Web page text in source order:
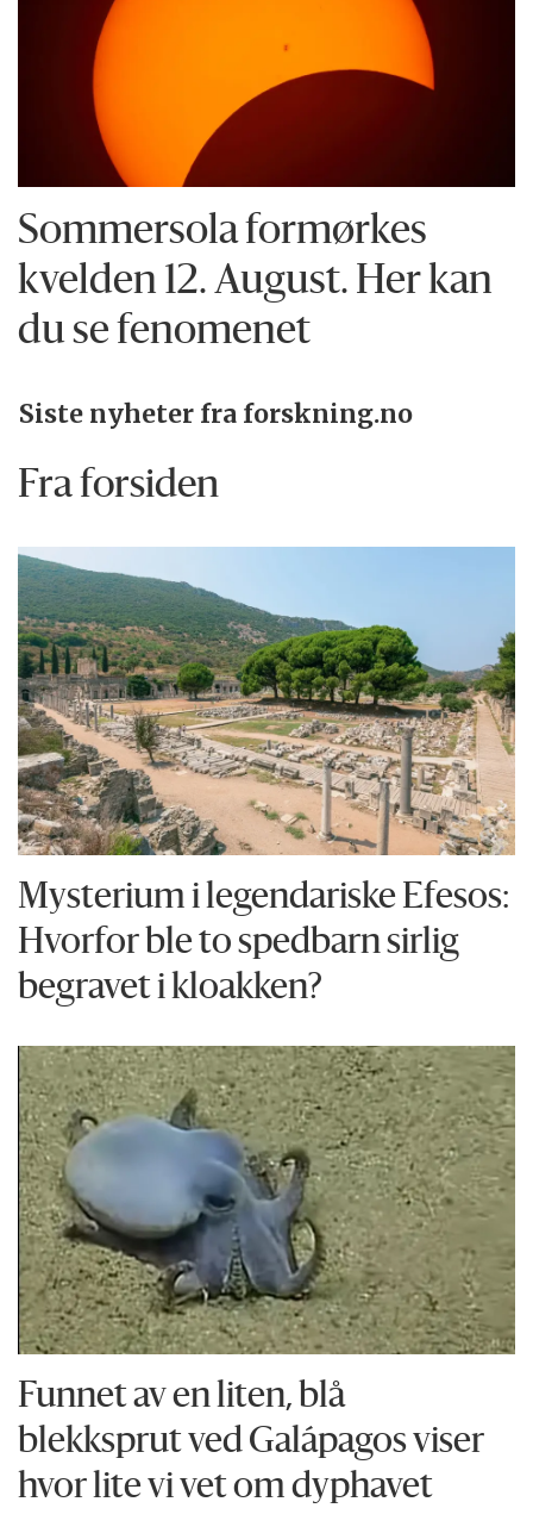
Sommersola formørkes
kvelden 12. August. Her kan
du se fenomenet
Siste nyheter fra forskning.no
Fra forsiden
Mysterium i legendariske Efesos:
Hvorfor ble to spedbarn sirlig
begravet i kloakken?
Funnet av en liten, blå
blekksprut ved Galápagos viser
hvor lite vi vet om dyphavet